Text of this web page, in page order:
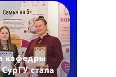
кафедры
стала